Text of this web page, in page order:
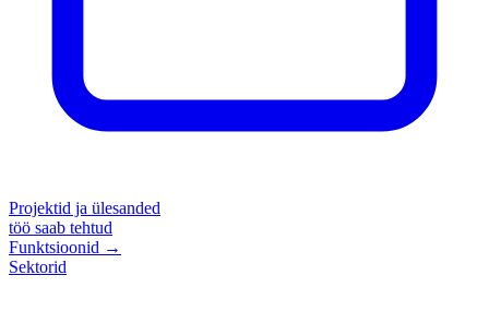
Projektid ja ülesanded
töö saab tehtud
Funktsioonid →
Sektorid